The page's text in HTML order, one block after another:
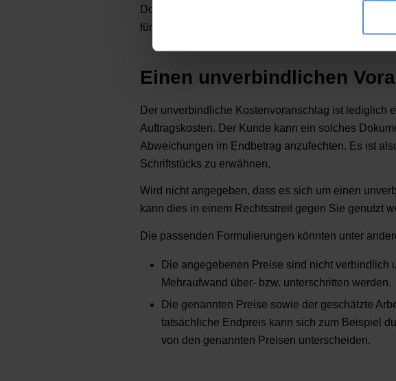
Dokuments. Um eine solche Vorlage individuell
für Excel notwendig.
Einen unverbindlichen
Der unverbindliche Kostenvoranschlag ist lediglich
Auftragskosten. Der Kunde kann ein solches
Abweichungen im Endbetrag anzufechten. Es ist
Schriftstücks zu erwähnen.
Wird nicht angegeben, dass es sich um einen
kann dies in einem Rechtsstreit gegen Sie genutzt
Die passenden Formulierungen könnten unter
Die angegebenen Preise sind nicht verbindlich
Mehraufwand über- bzw. unterschritten werden.
Die genannten Preise sowie der geschätzte
tatsächliche Endpreis kann sich zum Beispiel
von den genannten Preisen unterscheiden.